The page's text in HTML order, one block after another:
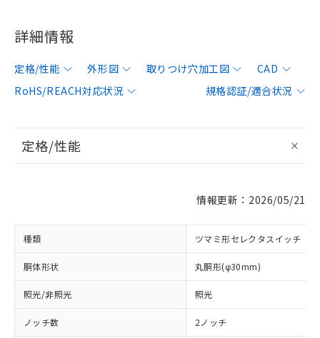
詳細情報
定格/性能 外形図 取りつけ穴加工図
CAD
RoHS/REACH対応状況
規格認証/適合状況
定格/性能
情報更新：2026/05/21
種類 ツマミ形セレクタスイッチ
胴体形状 丸胴形(φ30mm)
照光/非照光 照光
ノッチ数 2ノッチ